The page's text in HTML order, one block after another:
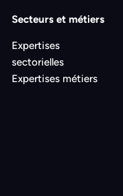
Secteurs et métiers
Expertises
sectorielles
Expertises métiers